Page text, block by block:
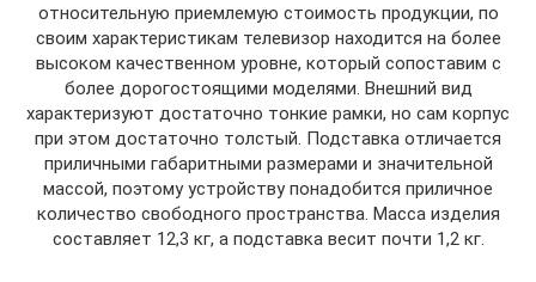
относительную приемлемую стоимость продукции, по
своим характеристикам телевизор находится на более
высоком качественном уровне, который сопоставим с
более дорогостоящими моделями. Внешний вид
характеризуют достаточно тонкие рамки, но сам корпус
при этом достаточно толстый. Подставка отличается
приличными габаритными размерами и значительной
массой, поэтому устройству понадобится приличное
количество свободного пространства. Масса изделия
составляет 12,3 кг, а подставка весит почти 1,2 кг.